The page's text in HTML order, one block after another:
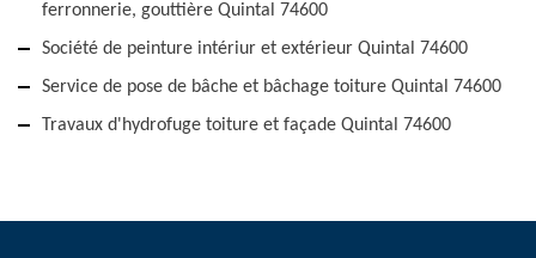
ferronnerie, gouttière Quintal 74600
Société de peinture intériur et extérieur Quintal 74600
Service de pose de bâche et bâchage toiture Quintal 74600
Travaux d'hydrofuge toiture et façade Quintal 74600